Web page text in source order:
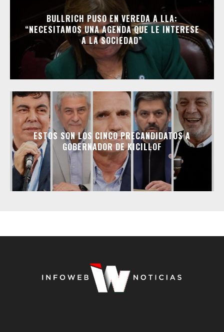
BULLRICH PUSO EN VEREDA A LLA:
“NECESITAMOS UNA AGENDA QUE LE INTERESE
A LA SOCIEDAD”
ESTOS SON LOS CINCO PRECANDIDATOS A
GOBERNADOR DE KICILLOF